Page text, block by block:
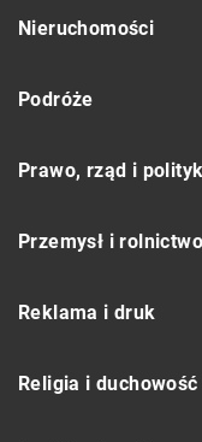
Nieruchomości
Podróże
Prawo, rząd i
Przemysł i rolnictwo
Reklama i druk
Religia i duchowość